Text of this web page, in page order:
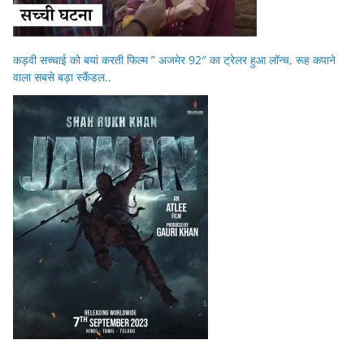
कड़वी सच्चाई को बयां करती फिल्म ” अजमेर 92″ का ट्रेलर हुआ लॉन्च, रूह कपाने
वाला सबसे बड़ा स्कैंडल..